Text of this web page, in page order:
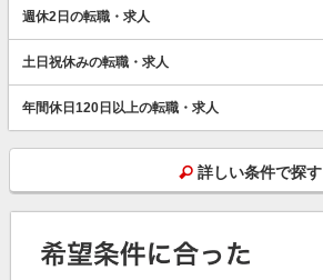
週休2日の転職・求人
土日祝休みの転職・求人
年間休日120日以上の転職・求人
詳しい条件で探す